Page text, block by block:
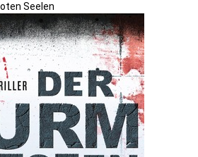
Seelen